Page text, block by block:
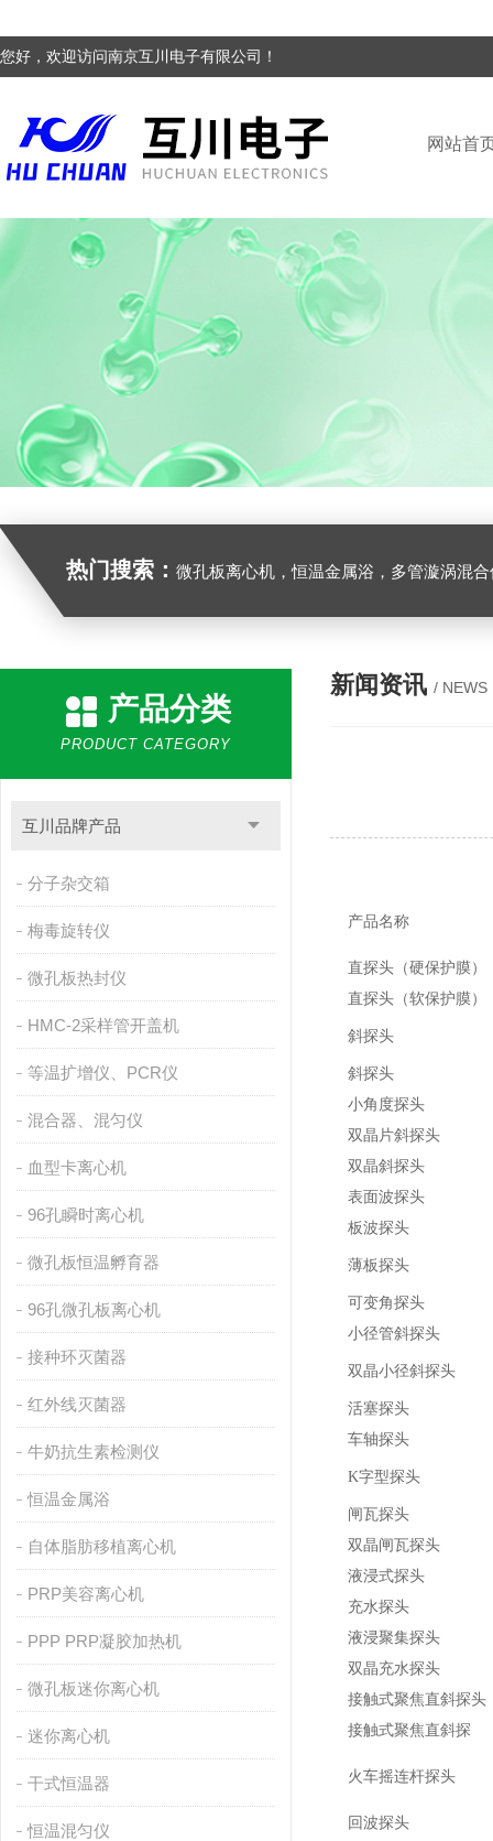
您好，欢迎访问南京互川电子有限公司！
网站首
热门搜索： 微孔板离心机，恒温金属浴，多管漩涡混合仪，梅毒旋转仪,红外线灭菌器，微孔板恒温振荡器，恒温混匀仪，水平摇床，牛奶抗生素恒
产品分类
PRODUCT CATEGORY
互川品牌产品
分子杂交箱
梅毒旋转仪
微孔板热封仪
HMC-2采样管开盖机
等温扩增仪、PCR仪
混合器、混匀仪
血型卡离心机
96孔瞬时离心机
微孔板恒温孵育器
96孔微孔板离心机
接种环灭菌器
红外线灭菌器
牛奶抗生素检测仪
恒温金属浴
自体脂肪移植离心机
PRP美容离心机
PPP PRP凝胶加热机
微孔板迷你离心机
迷你离心机
干式恒温器
恒温混匀仪
新闻资讯 / NEWS
产品名称
直探头（硬保护膜）
直探头（软保护膜）
斜探头
斜探头
小角度探头
双晶片斜探头
双晶斜探头
表面波探头
板波探头
薄板探头
可变角探头
小径管斜探头
双晶小径斜探头
活塞探头
车轴探头
K字型探头
闸瓦探头
双晶闸瓦探头
液浸式探头
充水探头
液浸聚集探头
双晶充水探头
接触式聚焦直斜探头
接触式聚焦直斜探
火车摇连杆探头
回波探头